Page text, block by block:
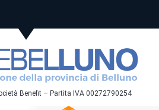
Benefit – Partita IVA 00272790254